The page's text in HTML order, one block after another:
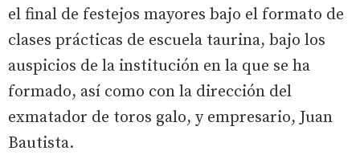
el final de festejos mayores bajo el formato de
clases prácticas de escuela taurina, bajo los
auspicios de la institución en la que se ha
formado, así como con la dirección del
exmatador de toros galo, y empresario, Juan
Bautista.